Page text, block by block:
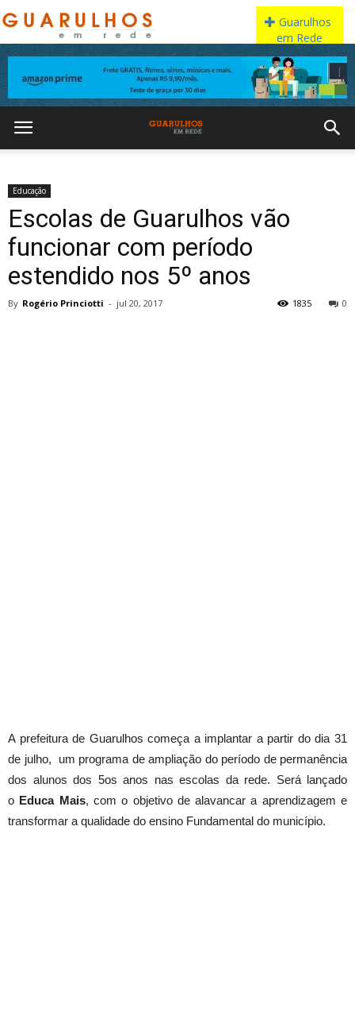
Educação
Escolas de Guarulhos vão
funcionar com período
estendido nos 5º anos
By Rogério Princiotti - jul 20, 2017 0
1835
A prefeitura de Guarulhos começa a implantar a partir do dia 31
de julho, um programa de ampliação do período de permanência
dos alunos dos 5os anos nas escolas da rede. Será lançado
o Educa Mais, com o objetivo de alavancar a aprendizagem e
transformar a qualidade do ensino Fundamental do município.